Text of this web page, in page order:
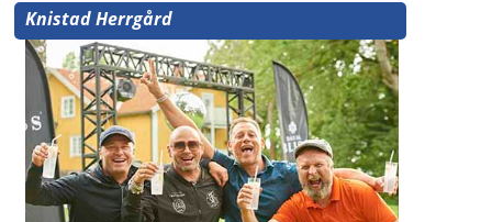
Knistad Herrgård